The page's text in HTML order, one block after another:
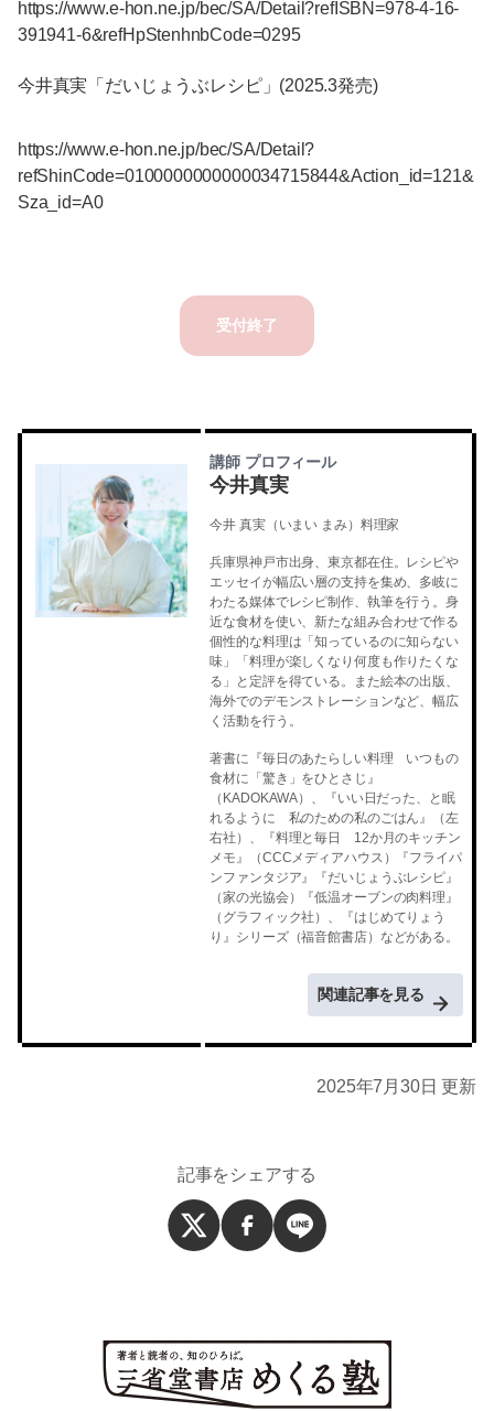
https://www.e-hon.ne.jp/bec/SA/Detail?refISBN=978-4-16-
391941-6&refHpStenhnbCode=0295
今井真実「だいじょうぶレシピ」(2025.3発売)
https://www.e-hon.ne.jp/bec/SA/Detail?
refShinCode=0100000000000034715844&Action_id=121&
Sza_id=A0
受付終了
講師 プロフィール
今井真実
今井 真実（いまい まみ）料理家
兵庫県神戸市出身、東京都在住。レシピや
エッセイが幅広い層の支持を集め、多岐に
わたる媒体でレシピ制作、執筆を行う。身
近な食材を使い、新たな組み合わせで作る
個性的な料理は「知っているのに知らない
味」「料理が楽しくなり何度も作りたくな
る」と定評を得ている。また絵本の出版、
海外でのデモンストレーションなど、幅広
く活動を行う。
著書に『毎日のあたらしい料理 いつもの
食材に「驚き」をひとさじ』
（KADOKAWA）、『いい日だった、と眠
れるように 私のための私のごはん』（左
右社）、『料理と毎日 12か月のキッチン
メモ』（CCCメディアハウス）『フライパ
ンファンタジア』『だいじょうぶレシピ』
（家の光協会）『低温オーブンの肉料理』
（グラフィック社）、『はじめてりょう
り』シリーズ（福音館書店）などがある。
関連記事を見る
2025年7月30日 更新
記事をシェアする